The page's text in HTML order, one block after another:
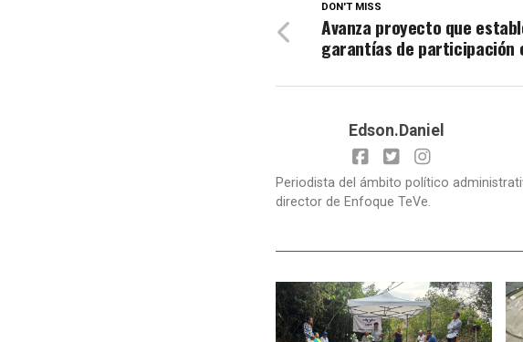
DON'T MISS
Avanza proyecto que
garantías de participación
Edson.Daniel
Periodista del ámbito político
director de Enfoque TeVe.